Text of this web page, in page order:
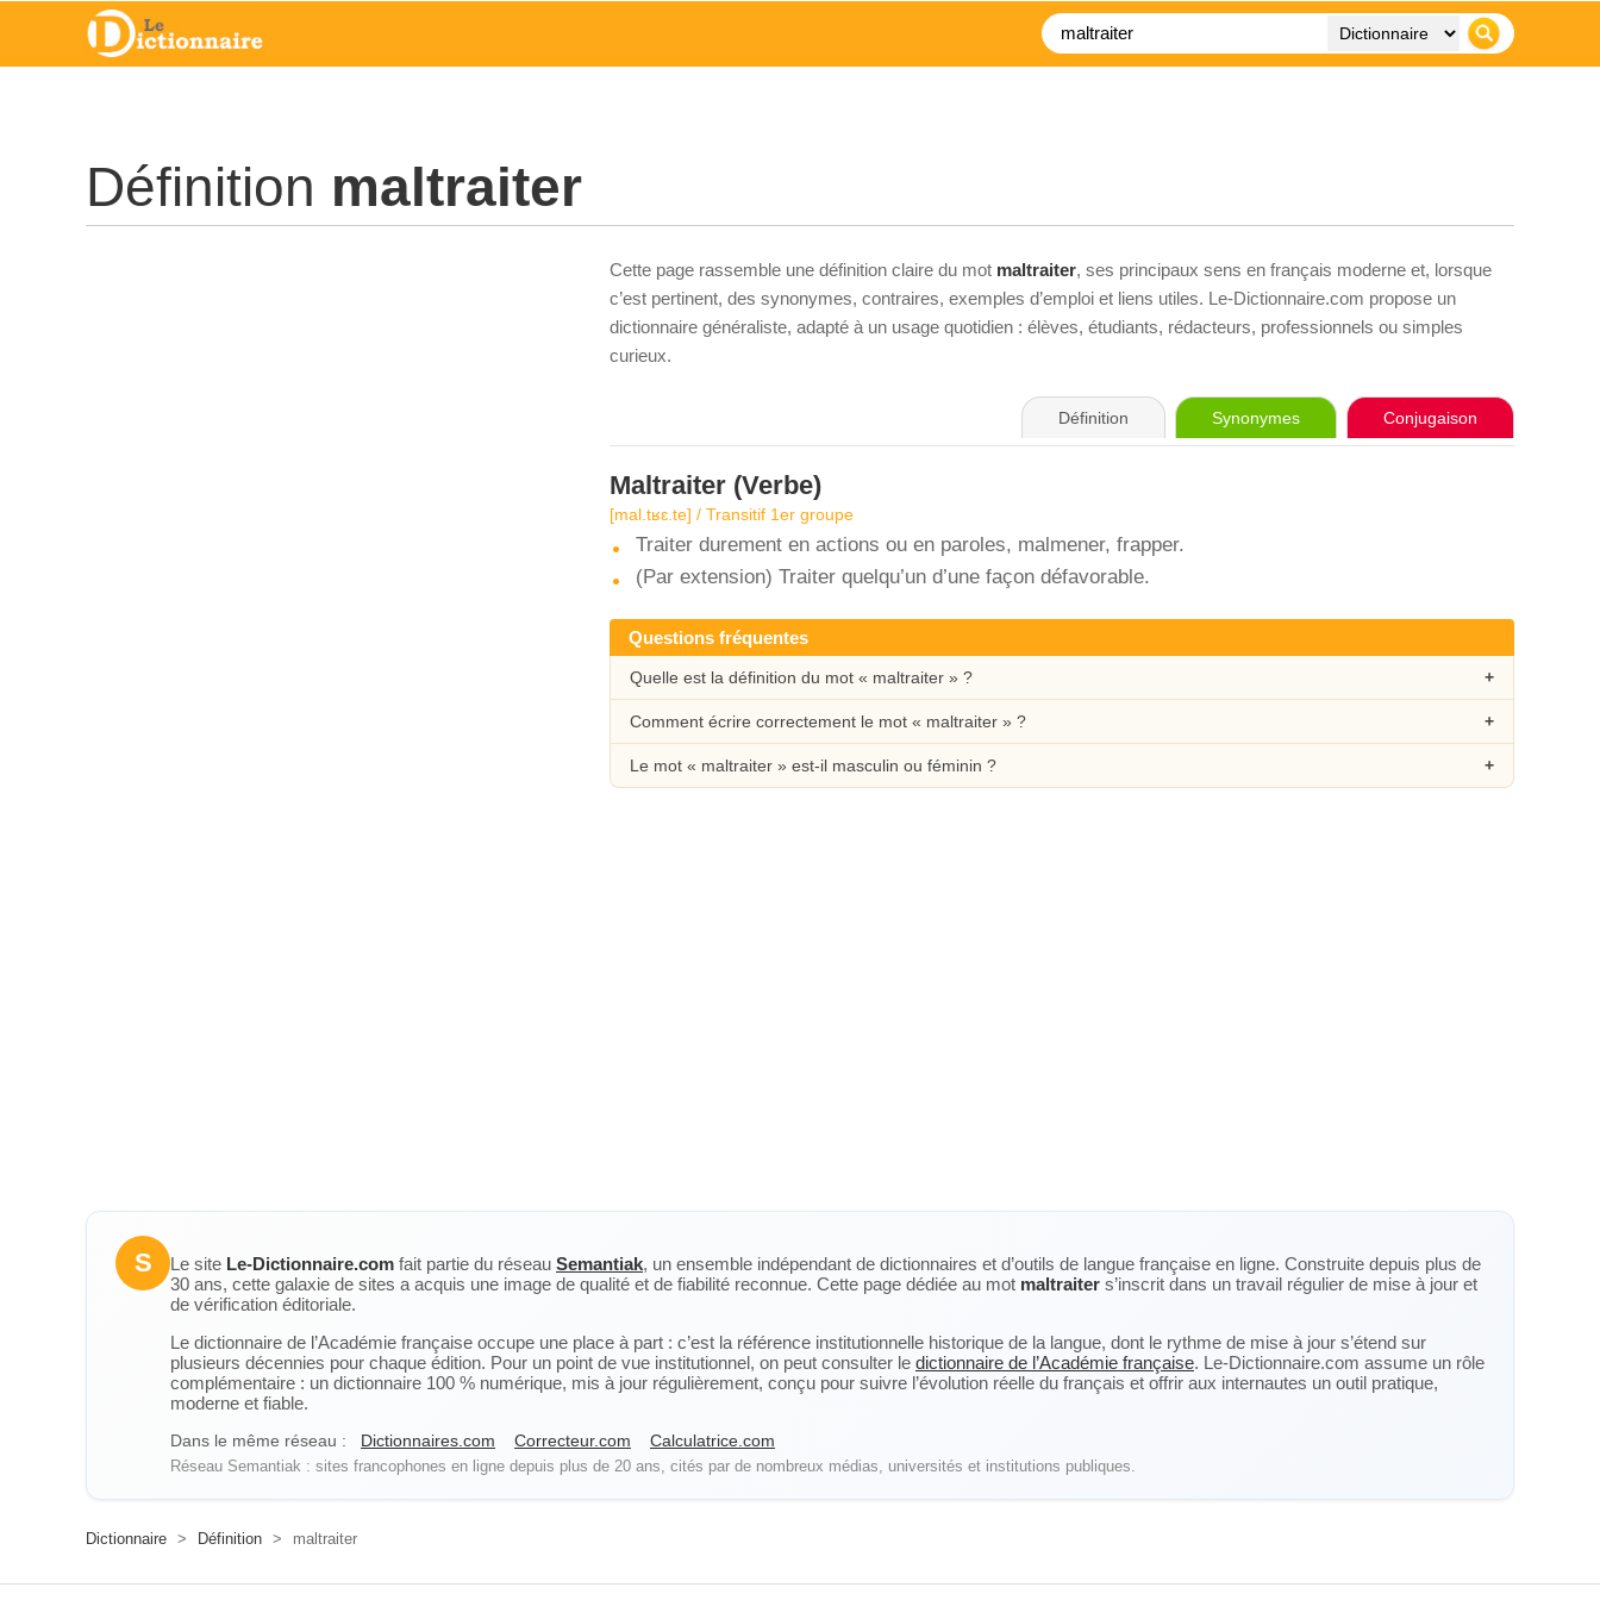
Définition maltraiter
Cette page rassemble une définition claire du mot maltraiter, ses principaux sens en français moderne et, lorsque
c’est pertinent, des synonymes, contraires, exemples d’emploi et liens utiles. Le-Dictionnaire.com propose un
dictionnaire généraliste, adapté à un usage quotidien : élèves, étudiants, rédacteurs, professionnels ou simples
curieux.
Définition Synonymes Conjugaison
Maltraiter (Verbe)
[mal.tʁɛ.te] / Transitif 1er groupe
Traiter durement en actions ou en paroles, malmener, frapper.
(Par extension) Traiter quelqu’un d’une façon défavorable.
Questions fréquentes
Quelle est la définition du mot « maltraiter » ?
Comment écrire correctement le mot « maltraiter » ?
Le mot « maltraiter » est-il masculin ou féminin ?
S Le site Le-Dictionnaire.com fait partie du réseau Semantiak, un ensemble indépendant de dictionnaires et d’outils de langue française en ligne. Construite depuis plus de
30 ans, cette galaxie de sites a acquis une image de qualité et de fiabilité reconnue. Cette page dédiée au mot maltraiter s’inscrit dans un travail régulier de mise à jour et
de vérification éditoriale.
Le dictionnaire de l’Académie française occupe une place à part : c’est la référence institutionnelle historique de la langue, dont le rythme de mise à jour s’étend sur
plusieurs décennies pour chaque édition. Pour un point de vue institutionnel, on peut consulter le dictionnaire de l’Académie française. Le-Dictionnaire.com assume un rôle
complémentaire : un dictionnaire 100 % numérique, mis à jour régulièrement, conçu pour suivre l’évolution réelle du français et offrir aux internautes un outil pratique,
moderne et fiable.
Dans le même réseau : Dictionnaires.com Correcteur.com Calculatrice.com
Réseau Semantiak : sites francophones en ligne depuis plus de 20 ans, cités par de nombreux médias, universités et institutions publiques.
Dictionnaire > Définition > maltraiter